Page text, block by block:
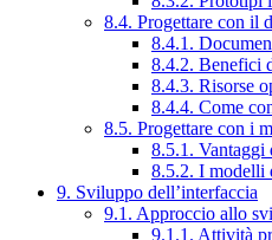
8.4. Progettare con il
8.4.1.
8.4.2. Benefici
8.4.3. Risorse
8.4.4. Come
8.5. Progettare con i
8.5.1. Vantaggi
8.5.2. I modelli
9. Sviluppo dell’interfaccia
9.1. Approccio allo
9.1.1. Attività